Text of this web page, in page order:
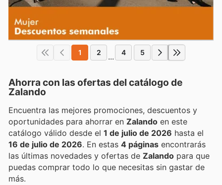
1 2 ... 4 5
Ahorra con las ofertas del catálogo de
Zalando
Encuentra las mejores promociones, descuentos y
oportunidades para ahorrar en Zalando en este
catálogo válido desde el 1 de julio de 2026 hasta el
16 de julio de 2026 . En estas 4 páginas encontrarás
las últimas novedades y ofertas de Zalando para que
puedas comprar todo lo que necesitas sin gastar de
más.